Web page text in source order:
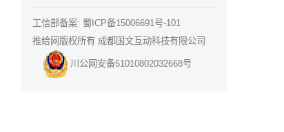
工信部备案: 蜀ICP备15006691号-101
推给网版权所有 成都国文互动科技有限公司
川公网安备51010802032668号